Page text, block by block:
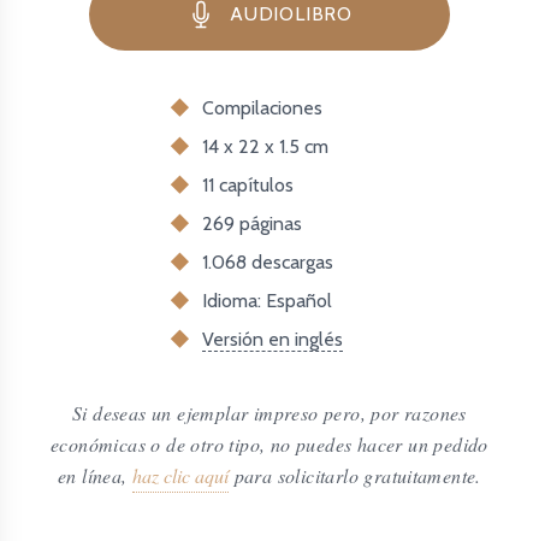
AUDIOLIBRO
Compilaciones
14 x 22 x 1.5 cm
11 capítulos
269 páginas
1.068 descargas
Idioma: Español
Versión en inglés
Si deseas un ejemplar impreso pero, por razones
económicas o de otro tipo, no puedes hacer un pedido
en línea, haz clic aquí para solicitarlo gratuitamente.